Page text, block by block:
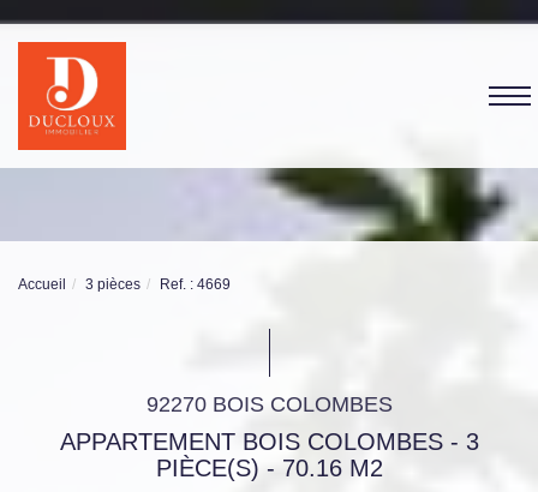
Accueil 3 pièces Ref. : 4669
92270 BOIS COLOMBES
APPARTEMENT BOIS COLOMBES - 3
PIÈCE(S) - 70.16 M2